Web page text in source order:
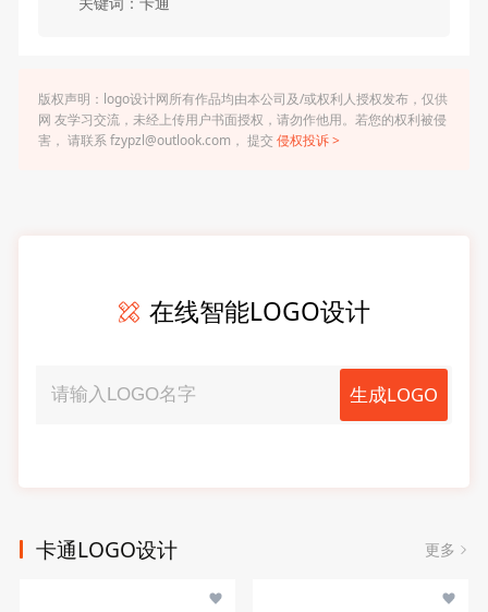
版权声明：logo设计网所有作品均由本公司及/或权利人授权发布，仅供
网 友学习交流，未经上传用户书面授权，请勿作他用。若您的权利被侵
害， 请联系 fzypzl@outlook.com， 提交 侵权投诉 >
在线智能LOGO设计
生成LOGO
卡通LOGO设计 更多